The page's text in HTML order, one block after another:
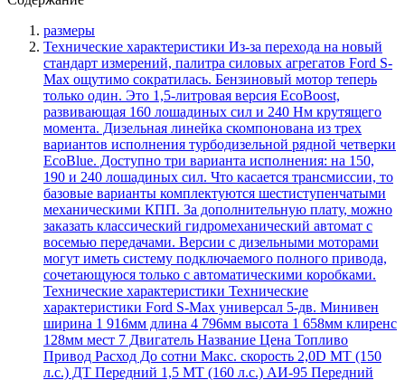
размеры
Технические характеристики Из-за перехода на новый
стандарт измерений, палитра силовых агрегатов Ford S-
Max ощутимо сократилась. Бензиновый мотор теперь
только один. Это 1,5-литровая версия EcoBoost,
развивающая 160 лошадиных сил и 240 Нм крутящего
момента. Дизельная линейка скомпонована из трех
вариантов исполнения турбодизельной рядной четверки
EcoBlue. Доступно три варианта исполнения: на 150,
190 и 240 лошадиных сил. Что касается трансмиссии, то
базовые варианты комплектуются шестиступенчатыми
механическими КПП. За дополнительную плату, можно
заказать классический гидромеханический автомат с
восемью передачами. Версии с дизельными моторами
могут иметь систему подключаемого полного привода,
сочетающуюся только с автоматическими коробками.
Технические характеристики Технические
характеристики Ford S-Max универсал 5-дв. Минивен
ширина 1 916мм длина 4 796мм высота 1 658мм клиренс
128мм мест 7 Двигатель Название Цена Топливо
Привод Расход До сотни Макс. скорость 2,0D MT (150
л.с.) ДТ Передний 1,5 MT (160 л.с.) АИ-95 Передний